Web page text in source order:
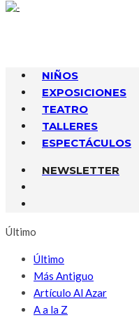
NIÑOS
EXPOSICIONES
TEATRO
TALLERES
ESPECTÁCULOS
NEWSLETTER
Último
Último
Más Antiguo
Artículo Al Azar
A a la Z